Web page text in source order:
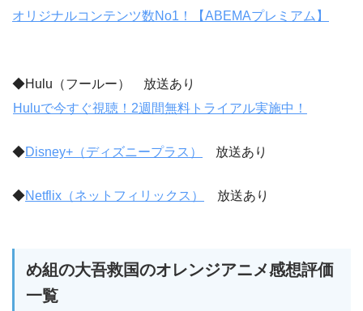
オリジナルコンテンツ数No1！【ABEMAプレミアム】
◆Hulu（フールー） 放送あり
Huluで今すぐ視聴！2週間無料トライアル実施中！
◆Disney+（ディズニープラス） 放送あり
◆Netflix（ネットフィリックス） 放送あり
め組の大吾救国のオレンジアニメ感想評価
一覧